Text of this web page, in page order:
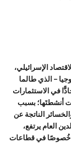
الإسرائيلي،
– الذي طالما
في الاستثمارات
أنشطتَها؛ بسبب
الناتجة عن
العام يرتفع،
خُصوصًا في قطاعات